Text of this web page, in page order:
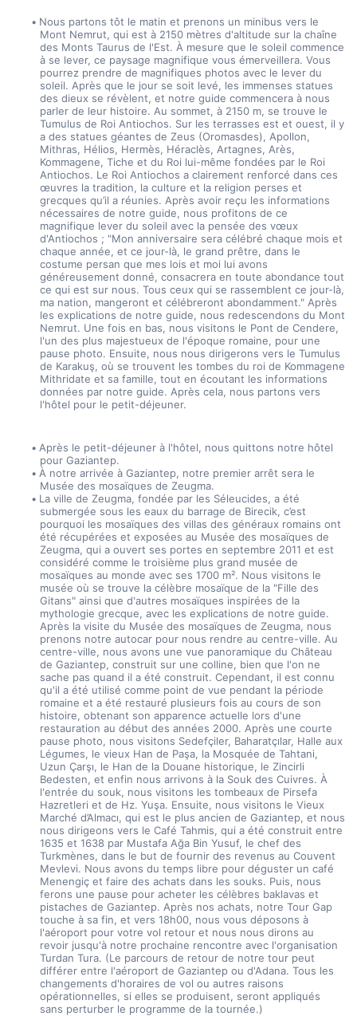
Nous partons tôt le matin et prenons un minibus vers le
Mont Nemrut, qui est à 2150 mètres d'altitude sur la chaîne
des Monts Taurus de l'Est. À mesure que le soleil commence
à se lever, ce paysage magnifique vous émerveillera. Vous
pourrez prendre de magnifiques photos avec le lever du
soleil. Après que le jour se soit levé, les immenses statues
des dieux se révèlent, et notre guide commencera à nous
parler de leur histoire. Au sommet, à 2150 m, se trouve le
Tumulus de Roi Antiochos. Sur les terrasses est et ouest, il y
a des statues géantes de Zeus (Oromasdes), Apollon,
Mithras, Hélios, Hermès, Héraclès, Artagnes, Arès,
Kommagene, Tiche et du Roi lui-même fondées par le Roi
Antiochos. Le Roi Antiochos a clairement renforcé dans ces
œuvres la tradition, la culture et la religion perses et
grecques qu’il a réunies. Après avoir reçu les informations
nécessaires de notre guide, nous profitons de ce
magnifique lever du soleil avec la pensée des vœux
d'Antiochos ; "Mon anniversaire sera célébré chaque mois et
chaque année, et ce jour-là, le grand prêtre, dans le
costume persan que mes lois et moi lui avons
généreusement donné, consacrera en toute abondance tout
ce qui est sur nous. Tous ceux qui se rassemblent ce jour-là,
ma nation, mangeront et célébreront abondamment." Après
les explications de notre guide, nous redescendons du Mont
Nemrut. Une fois en bas, nous visitons le Pont de Cendere,
l'un des plus majestueux de l'époque romaine, pour une
pause photo. Ensuite, nous nous dirigerons vers le Tumulus
de Karakuş, où se trouvent les tombes du roi de Kommagene
Mithridate et sa famille, tout en écoutant les informations
données par notre guide. Après cela, nous partons vers
l'hôtel pour le petit-déjeuner.
Après le petit-déjeuner à l'hôtel, nous quittons notre hôtel
pour Gaziantep.
À notre arrivée à Gaziantep, notre premier arrêt sera le
Musée des mosaïques de Zeugma.
La ville de Zeugma, fondée par les Séleucides, a été
submergée sous les eaux du barrage de Birecik, c’est
pourquoi les mosaïques des villas des généraux romains ont
été récupérées et exposées au Musée des mosaïques de
Zeugma, qui a ouvert ses portes en septembre 2011 et est
considéré comme le troisième plus grand musée de
mosaïques au monde avec ses 1700 m². Nous visitons le
musée où se trouve la célèbre mosaïque de la "Fille des
Gitans" ainsi que d'autres mosaïques inspirées de la
mythologie grecque, avec les explications de notre guide.
Après la visite du Musée des mosaïques de Zeugma, nous
prenons notre autocar pour nous rendre au centre-ville. Au
centre-ville, nous avons une vue panoramique du Château
de Gaziantep, construit sur une colline, bien que l'on ne
sache pas quand il a été construit. Cependant, il est connu
qu'il a été utilisé comme point de vue pendant la période
romaine et a été restauré plusieurs fois au cours de son
histoire, obtenant son apparence actuelle lors d'une
restauration au début des années 2000. Après une courte
pause photo, nous visitons Sedefçiler, Baharatçılar, Halle aux
Légumes, le vieux Han de Paşa, la Mosquée de Tahtani,
Uzun Çarşı, le Han de la Douane historique, le Zincirli
Bedesten, et enfin nous arrivons à la Souk des Cuivres. À
l'entrée du souk, nous visitons les tombeaux de Pirsefa
Hazretleri et de Hz. Yuşa. Ensuite, nous visitons le Vieux
Marché d’Almacı, qui est le plus ancien de Gaziantep, et nous
nous dirigeons vers le Café Tahmis, qui a été construit entre
1635 et 1638 par Mustafa Ağa Bin Yusuf, le chef des
Turkmènes, dans le but de fournir des revenus au Couvent
Mevlevi. Nous avons du temps libre pour déguster un café
Menengiç et faire des achats dans les souks. Puis, nous
ferons une pause pour acheter les célèbres baklavas et
pistaches de Gaziantep. Après nos achats, notre Tour Gap
touche à sa fin, et vers 18h00, nous vous déposons à
l'aéroport pour votre vol retour et nous nous dirons au
revoir jusqu'à notre prochaine rencontre avec l'organisation
Turdan Tura. (Le parcours de retour de notre tour peut
différer entre l'aéroport de Gaziantep ou d'Adana. Tous les
changements d'horaires de vol ou autres raisons
opérationnelles, si elles se produisent, seront appliqués
sans perturber le programme de la tournée.)